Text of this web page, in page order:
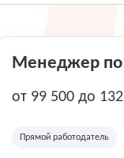
Менеджер по
от 99 500 до
Прямой работодатель